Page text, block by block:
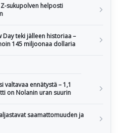
sukupolven helposti
Day teki jälleen historiaa –
145 miljoonaa dollaria
valtavaa ennätystä – 1,1
on Nolanin uran suurin
saamattomuuden ja